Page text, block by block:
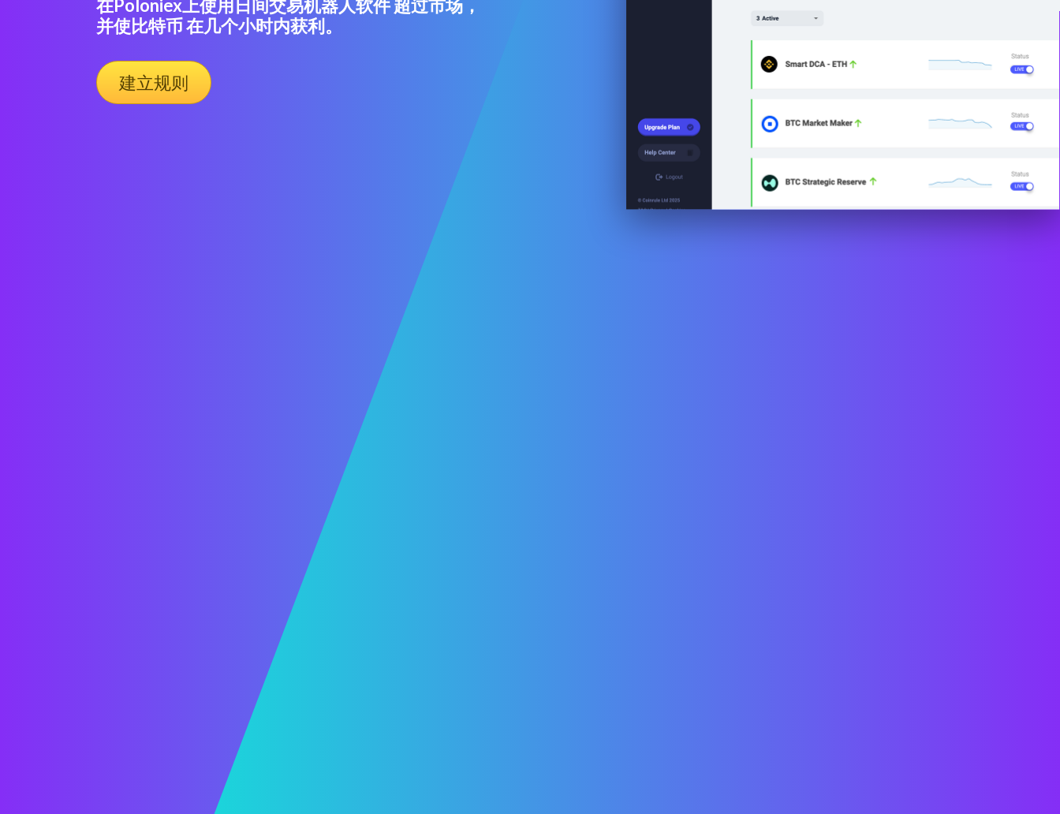
在Poloniex上使用日间交易机器人软件 超过市场，
并使比特币 在几个小时内获利。
建立规则